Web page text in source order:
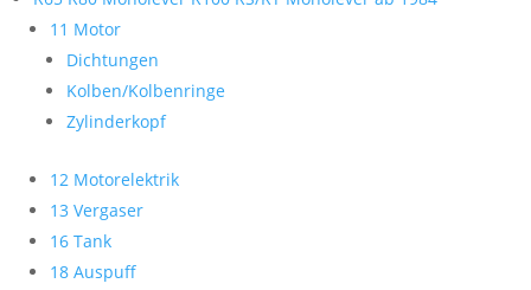
11 Motor
Dichtungen
Kolben/Kolbenringe
Zylinderkopf
12 Motorelektrik
13 Vergaser
16 Tank
18 Auspuff